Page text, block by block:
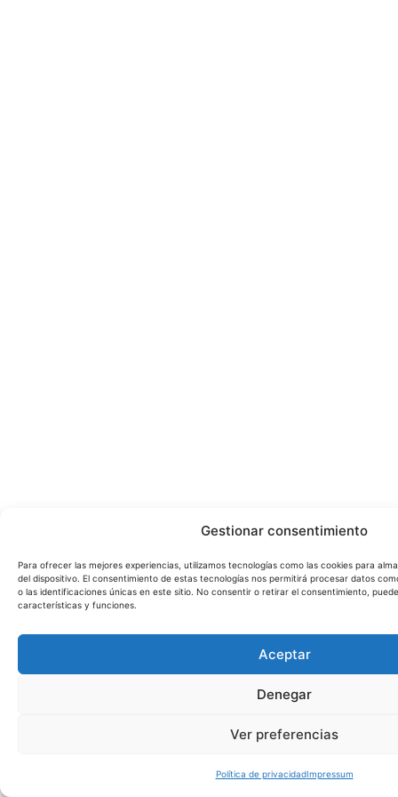
Gestionar consentimiento
Para ofrecer las mejores experiencias, utilizamos tecnologías como las cookies para
del dispositivo. El consentimiento de estas tecnologías nos permitirá procesar datos
o las identificaciones únicas en este sitio. No consentir o retirar el consentimiento,
características y funciones.
Aceptar
Denegar
Ver preferencias
Política de privacidadImpressum